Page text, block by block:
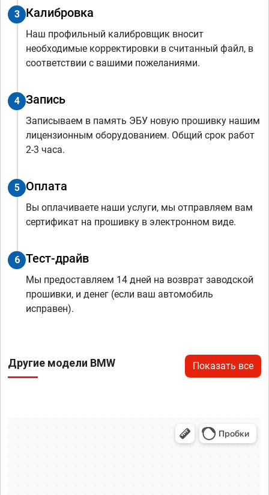
3 Калибровка
Наш профильный калибровщик вносит
необходимые корректировки в считанный файл, в
соответствии с вашими пожеланиями.
4 Запись
Записываем в память ЭБУ новую прошивку нашим
лицензионным оборудованием. Общий срок работ
2-3 часа.
5 Оплата
Вы оплачиваете наши услуги, мы отправляем вам
сертификат на прошивку в электронном виде.
6 Тест-драйв
Мы предоставляем 14 дней на возврат заводской
прошивки, и денег (если ваш автомобиль
исправен).
Другие модели BMW Показать все